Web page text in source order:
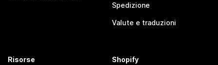
Spedizione
Valute e traduzioni
Risorse Shopify